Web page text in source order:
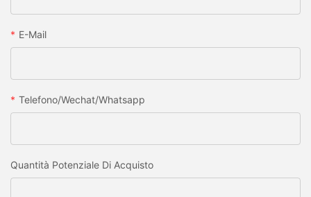
E-Mail
Telefono/wechat/whatsapp
Quantità Potenziale Di Acquisto